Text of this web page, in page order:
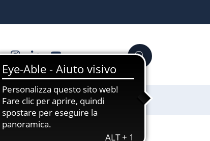
FacebookInstagram
LinkedinYouTube Cerca
Sostienici